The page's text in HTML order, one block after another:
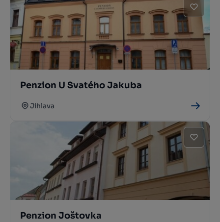
Penzion U Svatého Jakuba
Jihlava
Penzion Joštovka